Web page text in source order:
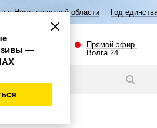
области Год единства народов
Прямой эфир.
Волга 24
—